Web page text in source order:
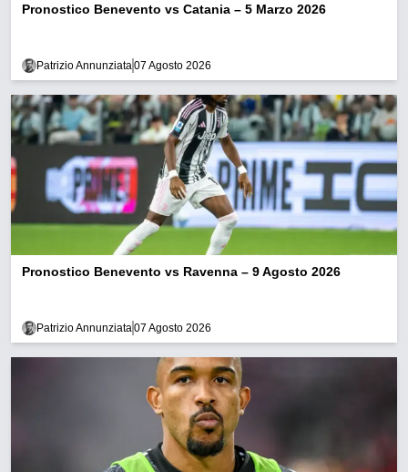
Pronostico Benevento vs Catania – 5 Marzo 2026
Patrizio Annunziata 07 Agosto 2026
Pronostico Benevento vs Ravenna – 9 Agosto 2026
Patrizio Annunziata 07 Agosto 2026